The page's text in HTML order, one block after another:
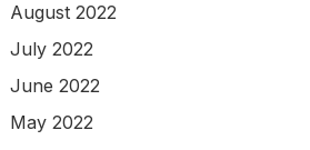
August 2022
July 2022
June 2022
May 2022